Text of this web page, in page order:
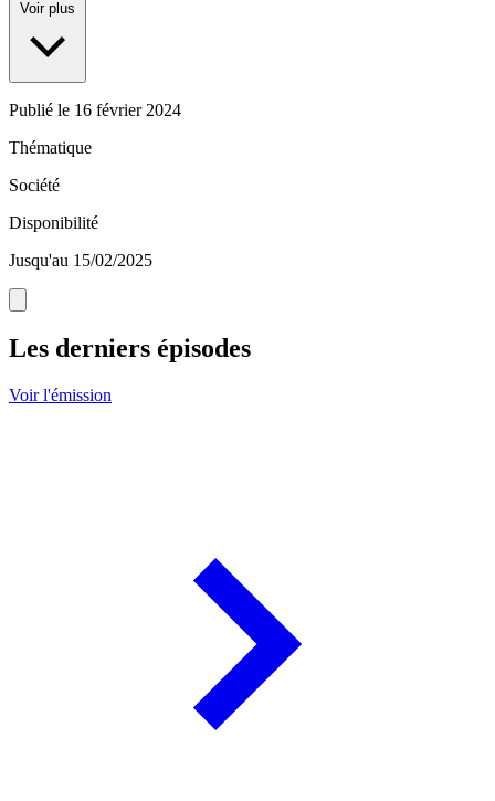
Voir plus
Publié le 16 février 2024
Thématique
Société
Disponibilité
Jusqu'au 15/02/2025
Les derniers épisodes
Voir l'émission